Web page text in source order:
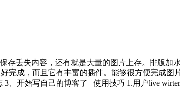
存丢失内容，还有就是大量的图片上存。排版
完成，而且它有丰富的插件。能够很方便完成
3、开始写自己的博客了 使用技巧 1.用户live